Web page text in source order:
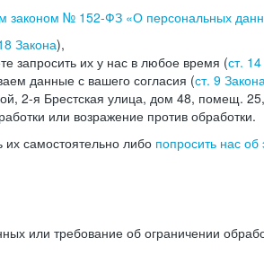
законом № 152-ФЗ «О персональных
Закона),
запросить их у нас в любое время (ст.
данные с вашего согласия (ст. 9
2-я Брестская улица, дом 48, помещ.
или возражение против обработки.
самостоятельно либо попросить нас об
или требование об ограничении